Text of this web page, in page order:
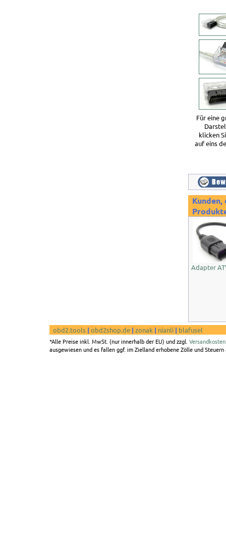
Für eine
klicken
auf eins
Adapter
obd2.tools | obd2shop.de | zonak | nianli | blafusel
*Alle Preise inkl. MwSt. (nur innerhalb der EU) und zzgl. Versandkosten
ausgewiesen und es fallen ggf. im Zielland erhobene Zölle und